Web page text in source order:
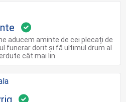
aducem aminte de cei plecați de
funerar dorit și fă ultimul drum al
cât mai lin